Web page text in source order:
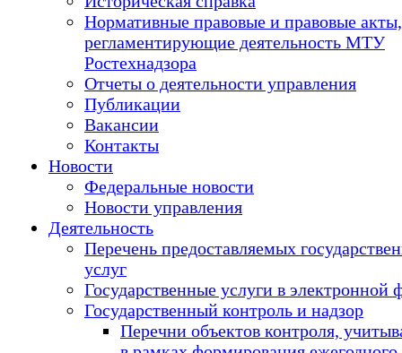
Нормативные правовые и правовые акты,
регламентирующие деятельность МТУ
Ростехнадзора
Отчеты о деятельности управления
Публикации
Вакансии
Контакты
Новости
Федеральные новости
Новости управления
Деятельность
Перечень предоставляемых
услуг
Государственные услуги в электронной
Государственный контроль и надзор
Перечни объектов контроля,